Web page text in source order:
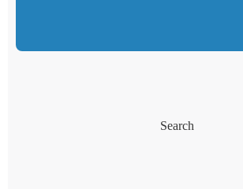
Search